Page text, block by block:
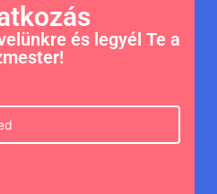
és legyél Te a